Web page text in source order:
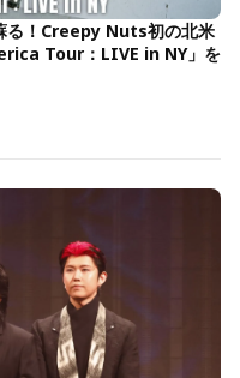
る！Creepy Nuts初の北米
Tour：LIVE in NY」を